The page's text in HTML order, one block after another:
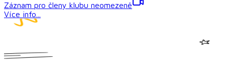
Záznam pro členy klubu neomezeně
Více info...